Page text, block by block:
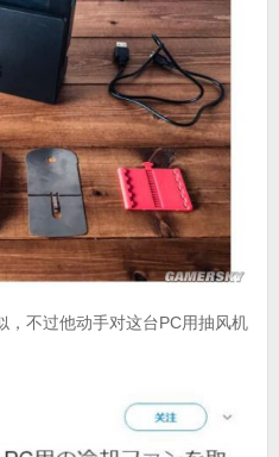
，不过他动手对这台PC用抽风机